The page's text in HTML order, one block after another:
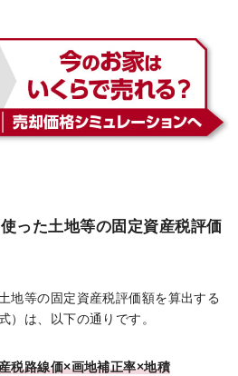
った土地等の固定資産税評価
地等の固定資産税評価額を算出する
）は、以下の通りです。
税路線価×画地補正率×地積